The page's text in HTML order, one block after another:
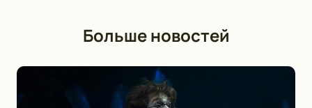
Больше новостей